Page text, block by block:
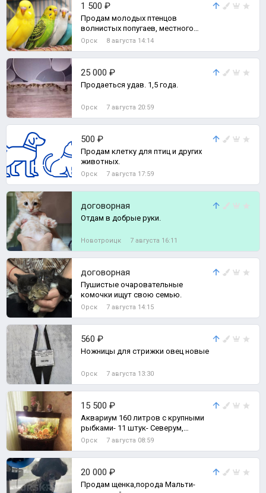
1 500 ₽
Продам молодых птенцов
волнистых попугаев, местного
разведения.
Орск 8 августа 14:14
25 000 ₽
Продаеться удав. 1,5 года.
Орск 7 августа 20:59
500 ₽
Продам клетку для птиц и других
животных.
Орск 7 августа 17:59
договорная
Отдам в добрые руки.
Новотроицк 7 августа 16:11
договорная
Пушистые очаровательные
комочки ищут свою семью.
Орск 7 августа 14:15
560 ₽
Ножницы для стрижки овец новые
Орск 7 августа 13:30
15 500 ₽
Аквариум 160 литров с крупными
рыбками- 11 штук- Северум,
Скалярии, Боции и др.
Орск 7 августа 08:59
20 000 ₽
Продам щенка,порода Мальти-